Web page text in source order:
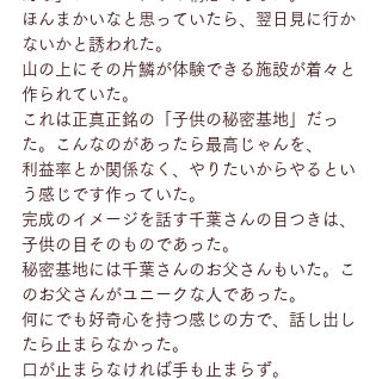
ほんまかいなと思っていたら、翌日見に行か
ないかと誘われた。
山の上にその片鱗が体験できる施設が着々と
作られていた。
これは正真正銘の「子供の秘密基地」だっ
た。こんなのがあったら最高じゃんを、
利益率とか関係なく、やりたいからやるとい
う感じです作っていた。
完成のイメージを話す千葉さんの目つきは、
子供の目そのものであった。
秘密基地には千葉さんのお父さんもいた。こ
のお父さんがユニークな人であった。
何にでも好奇心を持つ感じの方で、話し出し
たら止まらなかった。
口が止まらなければ手も止まらず。